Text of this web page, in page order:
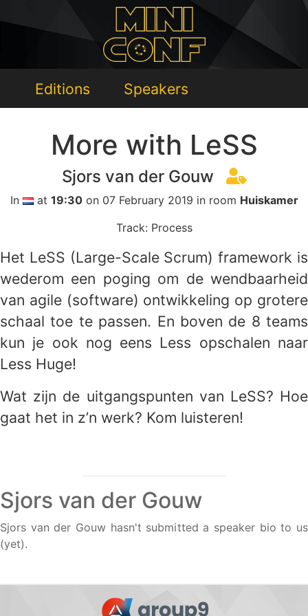
Editions Speakers
More with LeSS
Sjors van der Gouw
In at 19:30on 07 February 2019 in room Huiskamer
Track: Process
Het LeSS (Large-Scale Scrum) framework is
wederom een poging om de wendbaarheid
van agile (software) ontwikkeling op grotere
schaal toe te passen. En boven de 8 teams
kun je ook nog eens Less opschalen naar
Less Huge!
Wat zijn de uitgangspunten van LeSS? Hoe
gaat het in z’n werk? Kom luisteren!
Sjors van der Gouw
Sjors van der Gouw hasn't submitted a speaker bio to us
(yet).